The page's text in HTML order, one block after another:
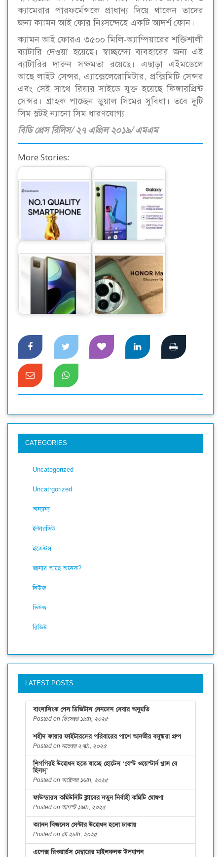
ক্যামেরার পারফর্মেন্সকে প্রাধান্য দিয়ে থাকেন তাদের
জন্য ক্যামন আই ফোর নিঃসন্দেহে একটি আদর্শ ফোন।
ক্যামন আই ফোরএ ৩৫০০ মিলি-অ্যাম্পিয়ারের শক্তিশালী
ব্যাটারি দেওয়া হয়েছে। স্বাচ্ছন্দ্যে ব্যবহারের জন্য এই
ব্যাটারির দারুন সক্ষমতা রয়েছে। এছাড়া এইমডেলে
আছে লাইট সেন্সর, এ্যাক্সেলেরোমিটার, প্রক্সিমিটি সেন্সর
এবং সেই সাথে রিয়ার সাইডে যুক্ত হয়েছে ফিঙ্গারপ্রিন্ট
সেন্সর। গ্রাহক পাচ্ছেন ডুয়াল সিমের সুবিধা। তবে দুটি
সিম স্লটই ন্যানো সিম ধারণযোগ্য।
বিডি প্রেস রিলিস/ ২৭ এপ্রিল ২০১৯/ এমএম
More Stories:
কোয়ালিটির ক্ষেত্রে
বাংলাদেশে নাম্বার ১
স্মার্টফোন…
‘অসাম’ সিরিজের নতুন
স্মার্টফোন নিয়ে এলো
স্যামসাং
শাওমির নতুন ফ্ল্যাগশিপ
ট্যাবলেট
পছন্দের শীর্ষে প্রিমিয়াম
ফ্ল্যাগশিপ অনারের
ম্যাজিক ৬ প্রো
CATEGORIES
Uncategorized
Uncatrgorized
অন্যান্য
ইন্টারভিউ
ইভেন্টস
জানার আছে অনেক?
নিউজ
ভিউজ
রিভিউ
LATEST POSTS
বাংলালিংক পেল ডিজিটাল লেনদেন সেবার অনুমতি
Posted on ডিসেম্বর ১৯th, ২০২৫
শহীদ ফায়ার ফাইটারদের পরিবারের পাশে আনভীর বসুন্ধরা গ্রুপ
Posted on নভেম্বর ২৭th, ২০২৫
শিগগিরই উদ্বোধন হতে যাচ্ছে হোটেল ‘বেস্ট ওয়েস্টার্ন প্লাস বে
হিলস্’
Posted on অক্টোবর ১৬th, ২০২৫
ফাউন্ডারস কমিউনিটি ক্লাবের নতুন নির্বাহী কমিটি ঘোষণা
Posted on আগস্ট ১৯th, ২০২৫
ক্যানন বিজনেস সেন্টার উদ্বোধন হলো ঢাকায়
Posted on মে ২৮th, ২০২৫
এপেক্স রিওয়ার্ডস মেম্বারের মাইলফলক উদযাপন